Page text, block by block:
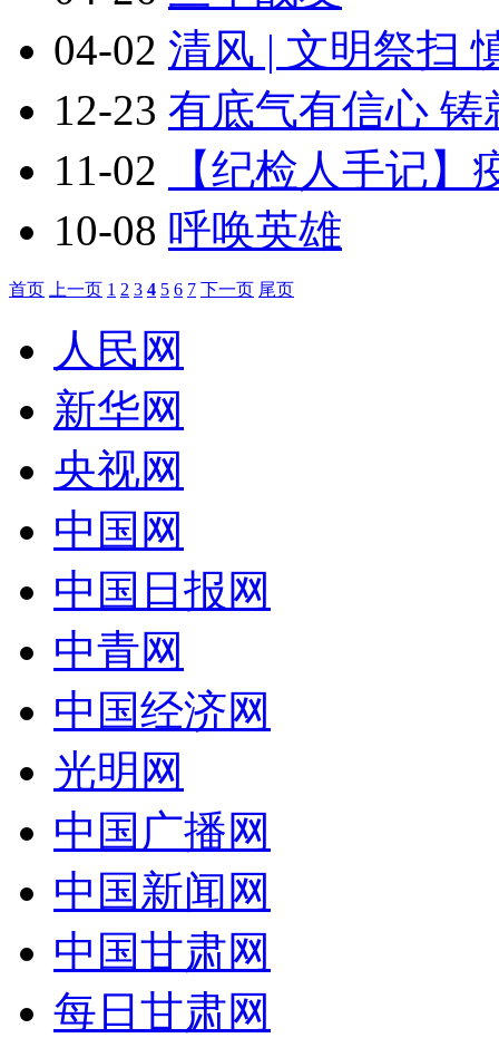
04-02 清风 | 文明祭扫
12-23 有底气有信心
11-02
【纪检人手记
10-08 呼唤英雄
首页 上一页 1 2 3 4 5 6 7 下一页 尾页
人民网
新华网
央视网
中国网
中国日报网
中青网
中国经济网
光明网
中国广播网
中国新闻网
中国甘肃网
每日甘肃网